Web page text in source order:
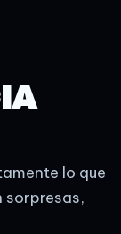
lo que
sorpresas,